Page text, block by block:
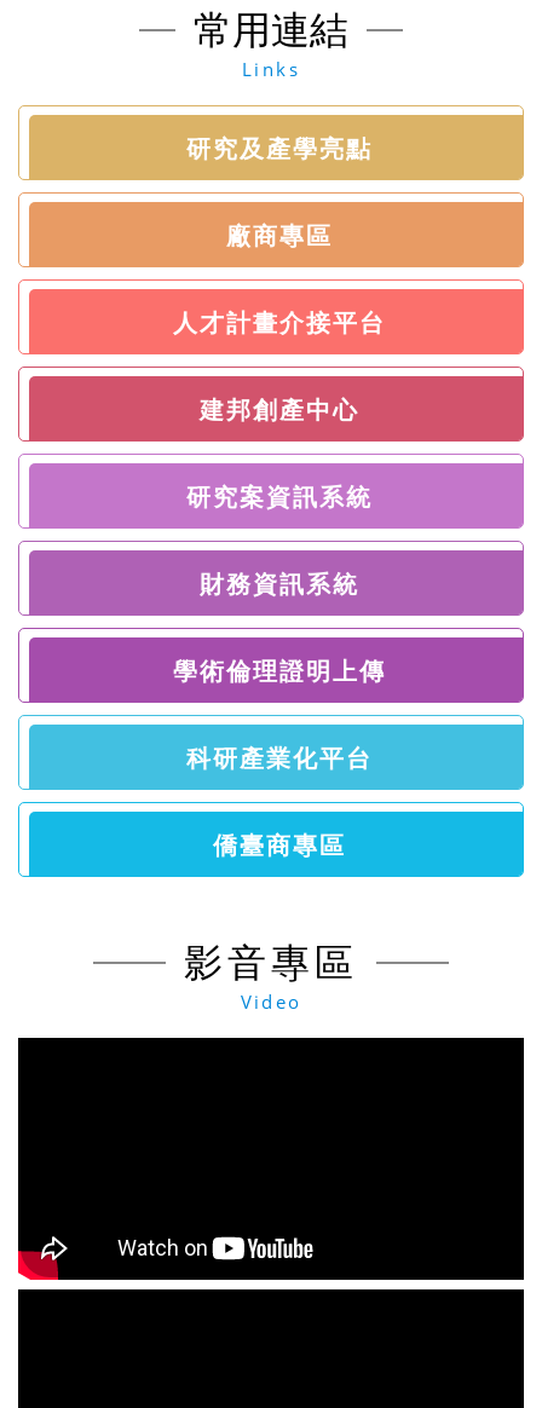
常用連結
Links
研究及產學亮點
廠商專區
人才計畫介接平台
建邦創產中心
研究案資訊系統
財務資訊系統
學術倫理證明上傳
科研產業化平台
僑臺商專區
影音專區
Video